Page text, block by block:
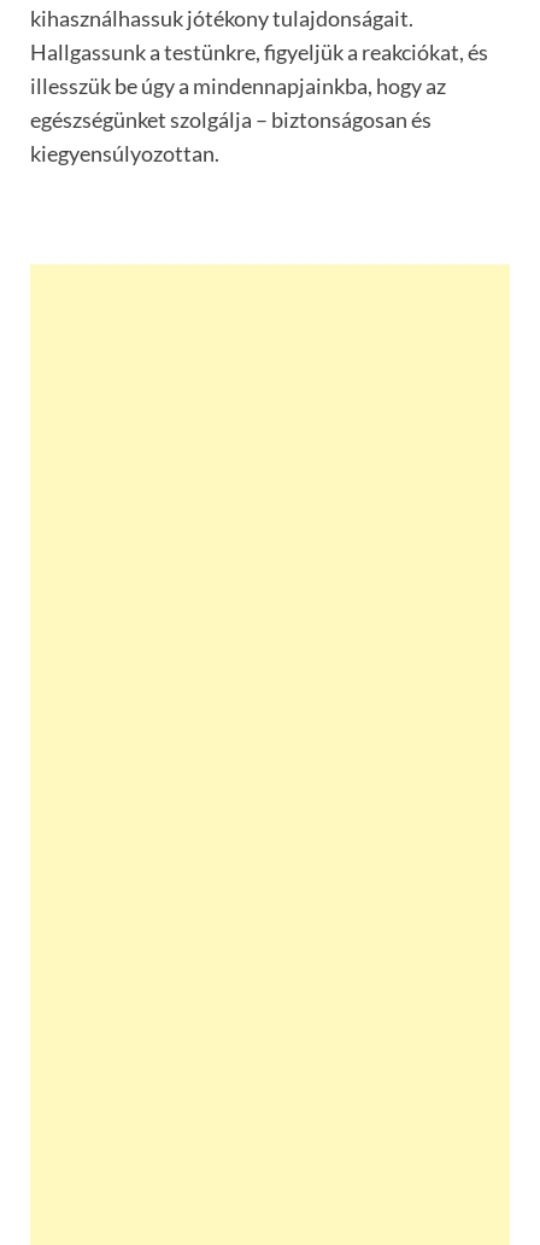
kihasználhassuk jótékony tulajdonságait.
Hallgassunk a testünkre, figyeljük a reakciókat, és
illesszük be úgy a mindennapjainkba, hogy az
egészségünket szolgálja – biztonságosan és
kiegyensúlyozottan.